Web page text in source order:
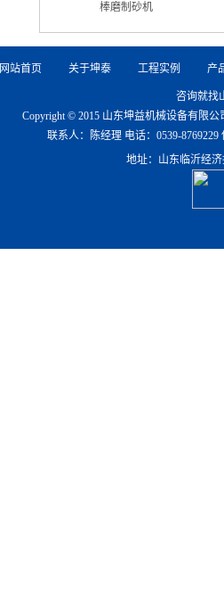
棒磨制砂机
网站首页 关于坤泰 工程实例 产
咨询就找
Copyright © 2015 山东坤益机械设备有限
联系人：陈经理 电话：0539-8769229
地址：山东临沂经